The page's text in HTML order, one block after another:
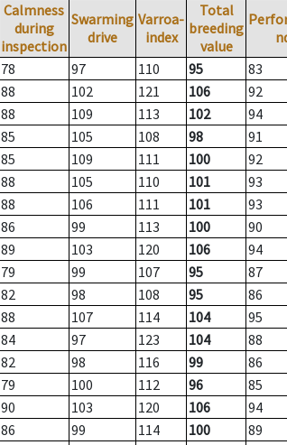
Calmness
during
inspection
Swarming
drive
Varroa-
index
Total
breeding
value
78 97 110 95
83
88 102 121 106
92
88 109 113 102
94
85 105 108 98
91
85 109 111 100
92
88 105 110 101
93
88 106 111 101
93
86 99 113 100
90
89 103 120 106
94
79 99 107 95
87
82 98 108 95
86
88 107 114 104
95
84 97 123 104
88
82 98 116 99
86
79 100 112 96
85
90 103 120 106
94
86 99 114 100
89